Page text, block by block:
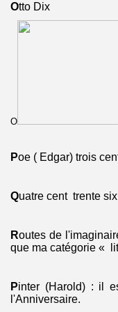
Otto Dix
O
Poe ( Edgar) trois
Quatre cent trente
Routes de
que ma catégorie «
Pinter (Harold) : il
l'Anniversaire.